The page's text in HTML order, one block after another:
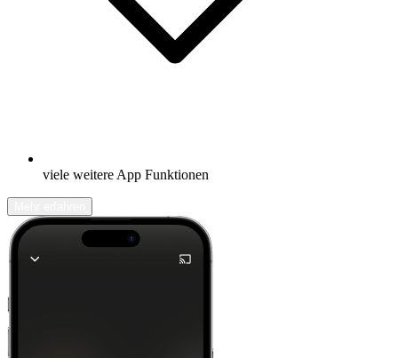
viele weitere App Funktionen